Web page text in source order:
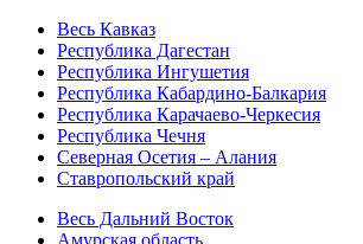
Весь Кавказ
Республика Дагестан
Республика Ингушетия
Республика Кабардино-Балкария
Республика Карачаево-Черкесия
Республика Чечня
Северная Осетия – Алания
Ставропольский край
Весь Дальний Восток
Амурская область